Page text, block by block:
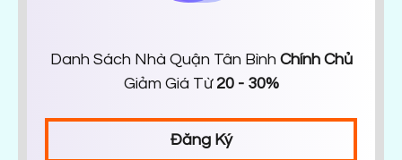
Danh Sách Nhà Quận Tân Bình Chính Chủ
Giảm Giá Từ 20 - 30%
Đăng Ký